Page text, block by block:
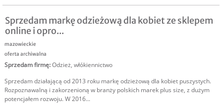
Sprzedam markę odzieżową dla kobiet ze sklepem
online i opro...
mazowieckie
oferta archiwalna
Sprzedam firmę:Odzież, włókiennictwo
Sprzedam działającą od 2013 roku markę odzieżową dla kobiet puszystych.
Rozpoznawalną i zakorzenioną w branży polskich marek plus size, z dużym
potencjałem rozwoju. W 2016...